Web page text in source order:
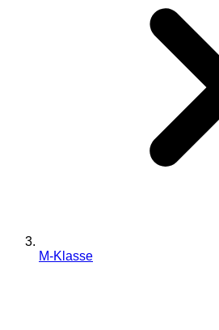
M-Klasse